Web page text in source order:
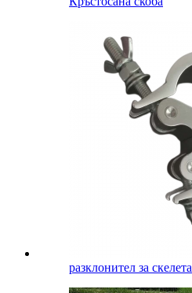
разклонител за скелета